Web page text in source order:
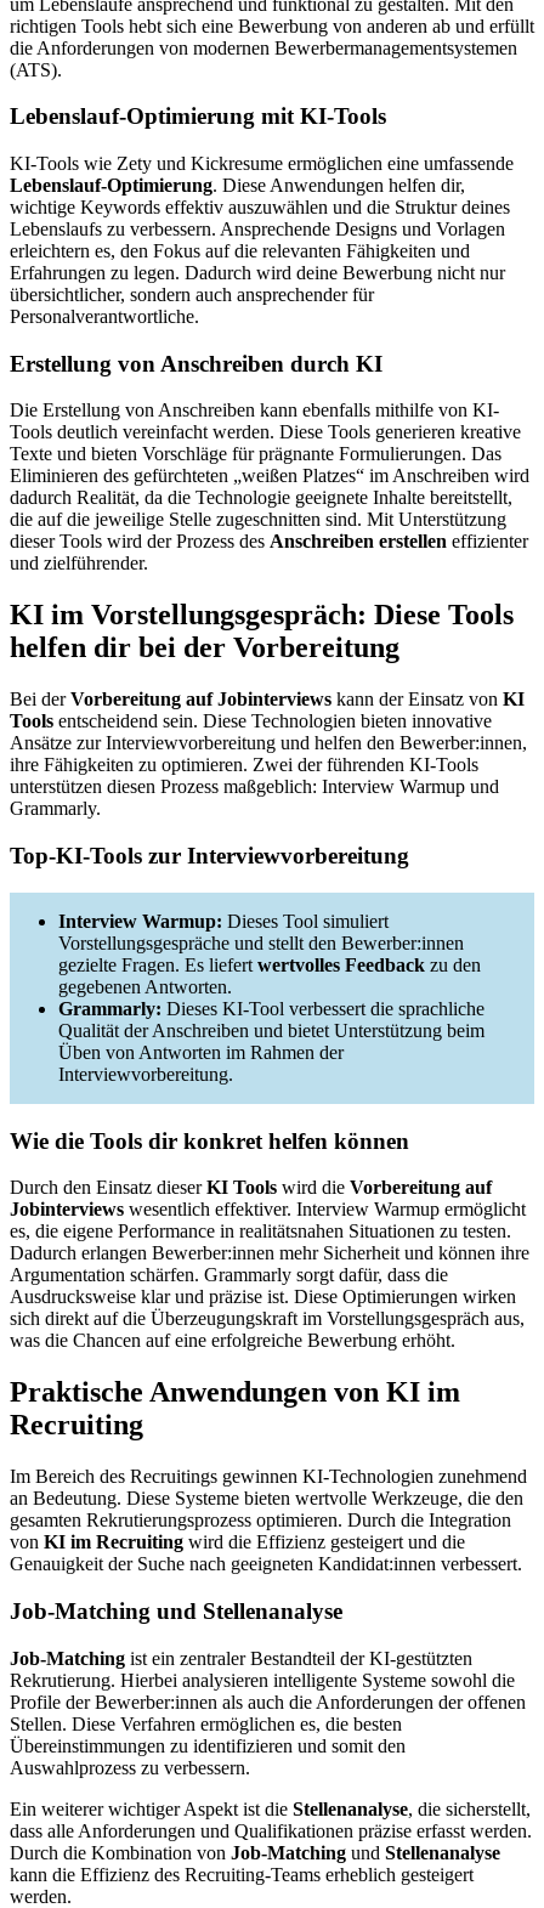
richtigen Tools hebt sich eine Bewerbung von anderen ab und erfüllt
die Anforderungen von modernen Bewerbermanagementsystemen
(ATS).
Lebenslauf-Optimierung mit KI-Tools
KI-Tools wie Zety und Kickresume ermöglichen eine umfassende
Lebenslauf-Optimierung. Diese Anwendungen helfen dir,
wichtige Keywords effektiv auszuwählen und die Struktur deines
Lebenslaufs zu verbessern. Ansprechende Designs und Vorlagen
erleichtern es, den Fokus auf die relevanten Fähigkeiten und
Erfahrungen zu legen. Dadurch wird deine Bewerbung nicht nur
übersichtlicher, sondern auch ansprechender für
Personalverantwortliche.
Erstellung von Anschreiben durch KI
Die Erstellung von Anschreiben kann ebenfalls mithilfe von KI-
Tools deutlich vereinfacht werden. Diese Tools generieren kreative
Texte und bieten Vorschläge für prägnante Formulierungen. Das
Eliminieren des gefürchteten „weißen Platzes“ im Anschreiben wird
dadurch Realität, da die Technologie geeignete Inhalte bereitstellt,
die auf die jeweilige Stelle zugeschnitten sind. Mit Unterstützung
dieser Tools wird der Prozess des Anschreiben erstellen effizienter
und zielführender.
KI im Vorstellungsgespräch: Diese Tools
helfen dir bei der Vorbereitung
Bei derVorbereitung auf Jobinterviews kann der Einsatz von KI
Tools entscheidend sein. Diese Technologien bieten innovative
Ansätze zur Interviewvorbereitung und helfen den Bewerber:innen,
ihre Fähigkeiten zu optimieren. Zwei der führenden KI-Tools
unterstützen diesen Prozess maßgeblich: Interview Warmup und
Grammarly.
Top-KI-Tools zur Interviewvorbereitung
Interview Warmup: Dieses Tool simuliert
Vorstellungsgespräche und stellt den Bewerber:innen
gezielte Fragen. Es liefert wertvolles Feedback zu den
gegebenen Antworten.
Grammarly: Dieses KI-Tool verbessert die sprachliche
Qualität der Anschreiben und bietet Unterstützung beim
Üben von Antworten im Rahmen der
Interviewvorbereitung.
Wie die Tools dir konkret helfen können
Durch den Einsatz dieserKI Tools wird die Vorbereitung auf
Jobinterviews wesentlich effektiver. Interview Warmup ermöglicht
es, die eigene Performance in realitätsnahen Situationen zu testen.
Dadurch erlangen Bewerber:innen mehr Sicherheit und können ihre
Argumentation schärfen. Grammarly sorgt dafür, dass die
Ausdrucksweise klar und präzise ist. Diese Optimierungen wirken
sich direkt auf die Überzeugungskraft im Vorstellungsgespräch aus,
was die Chancen auf eine erfolgreiche Bewerbung erhöht.
Praktische Anwendungen von KI im
Recruiting
Im Bereich des Recruitings gewinnen KI-Technologien zunehmend
an Bedeutung. Diese Systeme bieten wertvolle Werkzeuge, die den
gesamten Rekrutierungsprozess optimieren. Durch die Integration
von KI im Recruiting wird die Effizienz gesteigert und die
Genauigkeit der Suche nach geeigneten Kandidat:innen verbessert.
Job-Matching und Stellenanalyse
Job-Matching ist ein zentraler Bestandteil der KI-gestützten
Rekrutierung. Hierbei analysieren intelligente Systeme sowohl die
Profile der Bewerber:innen als auch die Anforderungen der offenen
Stellen. Diese Verfahren ermöglichen es, die besten
Übereinstimmungen zu identifizieren und somit den
Auswahlprozess zu verbessern.
Ein weiterer wichtiger Aspekt ist die Stellenanalyse, die sicherstellt,
dass alle Anforderungen und Qualifikationen präzise erfasst werden.
Durch die Kombination von Job-Matching und Stellenanalyse
kann die Effizienz des Recruiting-Teams erheblich gesteigert
werden.